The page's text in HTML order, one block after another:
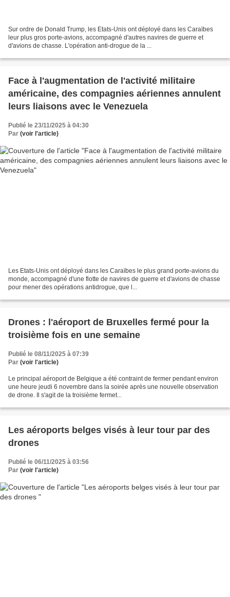
Sur ordre de Donald Trump, les Etats-Unis ont déployé dans les Caraïbes
leur plus gros porte-avions, accompagné d'autres navires de guerre et
d'avions de chasse. L'opération anti-drogue de la ...
Face à l'augmentation de l'activité militaire
américaine, des compagnies aériennes annulent
leurs liaisons avec le Venezuela
Publié le 23/11/2025 à 04:30
Par (voir l'article)
Les Etats-Unis ont déployé dans les Caraïbes le plus grand porte-avions du
monde, accompagné d'une flotte de navires de guerre et d'avions de chasse
pour mener des opérations antidrogue, que l...
Drones : l'aéroport de Bruxelles fermé pour la
troisième fois en une semaine
Publié le 08/11/2025 à 07:39
Par (voir l'article)
Le principal aéroport de Belgique a été contraint de fermer pendant environ
une heure jeudi 6 novembre dans la soirée après une nouvelle observation
de drone. Il s'agit de la troisième fermet...
Les aéroports belges visés à leur tour par des
drones
Publié le 06/11/2025 à 03:56
Par (voir l'article)